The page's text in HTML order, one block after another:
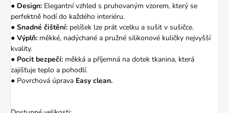
● Design: Elegantní vzhled s pruhovaným vzorem, který se
perfektně hodí do každého interiéru.
● Snadné čištění: pelíšek lze prát vcelku a sušit v sušičce.
● Výplň: měkké, nadýchané a pružné silikonové kuličky nejvyšší
kvality.
● Pocit bezpečí: měkká a příjemná na dotek tkanina, která
zajišťuje teplo a pohodlí.
● Povrchová úprava Easy clean.